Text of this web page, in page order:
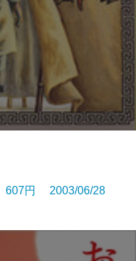
607円 2003/06/28